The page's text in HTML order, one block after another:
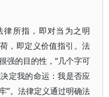
律所指，即对当为之明
，即定义价值指引。法
强的目的性，“几个字可
定我的命运：我是否应
”。法律定义通过明确法